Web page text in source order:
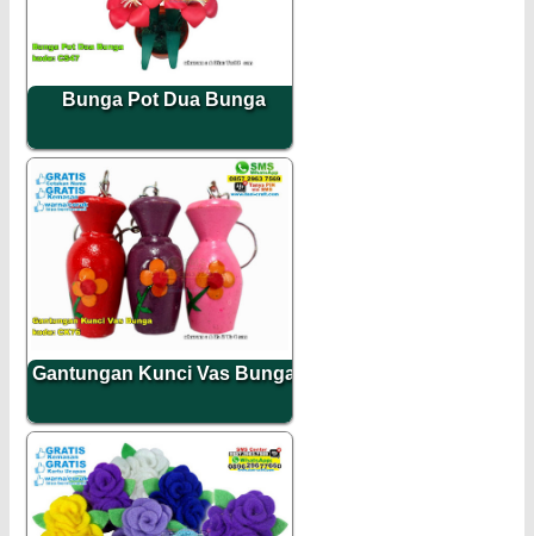
Bunga Pot Dua Bunga
Gantungan Kunci Vas Bunga